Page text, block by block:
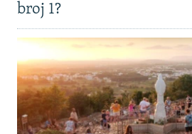
broj 1?